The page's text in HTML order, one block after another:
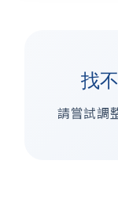
找
請嘗試調